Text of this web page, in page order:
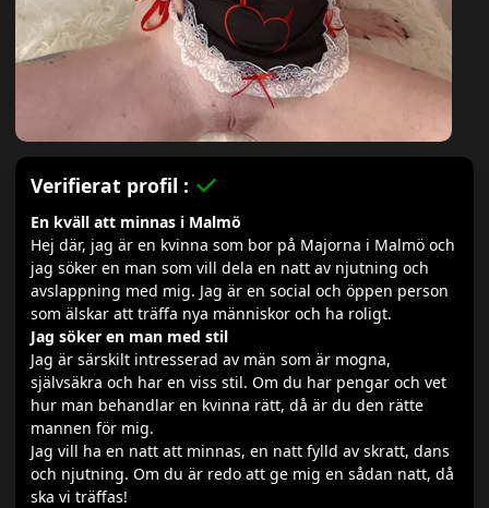
Verifierat profil :
En kväll att minnas i Malmö
Hej där, jag är en kvinna som bor på Majorna i Malmö och
jag söker en man som vill dela en natt av njutning och
avslappning med mig. Jag är en social och öppen person
som älskar att träffa nya människor och ha roligt.
Jag söker en man med stil
Jag är särskilt intresserad av män som är mogna,
självsäkra och har en viss stil. Om du har pengar och vet
hur man behandlar en kvinna rätt, då är du den rätte
mannen för mig.
Jag vill ha en natt att minnas, en natt fylld av skratt, dans
och njutning. Om du är redo att ge mig en sådan natt, då
ska vi träffas!